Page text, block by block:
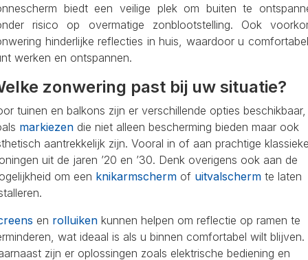
biedt een veilige plek om buiten te
risico op overmatige zonblootstelling. Ook
hinderlijke reflecties in huis, waardoor u
werken en ontspannen.
zonwering past bij uw situatie?
tuinen en balkons zijn er verschillende opties beschikbaar,
markiezen die niet alleen bescherming bieden maar ook
aantrekkelijk zijn. Vooral in of aan prachtige
uit de jaren ’20 en ’30. Denk overigens ook aan de
om een knikarmscherm of uitvalscherm te laten
en rolluiken kunnen helpen om reflectie op ramen te
wat ideaal is als u binnen comfortabel wilt blijven.
zijn er oplossingen zoals elektrische bediening en